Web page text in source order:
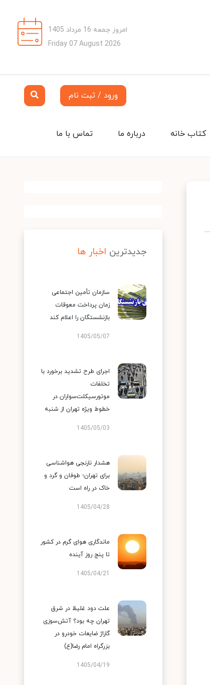
امروز جمعه 16 مرداد 1405
Friday 07 August 2026
ورود / ثبت نام
تماس با ما درباره ما کتاب خانه
جدیدترین اخبار ها
سازمان تأمین اجتماعی
زمان پرداخت معوقات
بازنشستگان را اعلام کند
1405/05/07
اجرای طرح تشدید برخورد با
تخلفات
موتورسیکلت‌سواران در
خطوط ویژه تهران از شنبه
1405/05/03
هشدار نارنجی هواشناسی
برای تهران؛ طوفان و گرد و
خاک در راه است
1405/04/28
ماندگاری هوای گرم در کشور
تا پنج روز آینده
1405/04/21
علت دود غلیظ در شرق
تهران چه بود؟ آتش‌سوزی
گاراژ ضایعات خودرو در
بزرگراه امام رضا(ع)
1405/04/19